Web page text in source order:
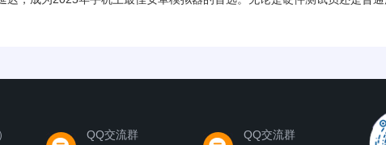
QQ交流群 QQ交流群